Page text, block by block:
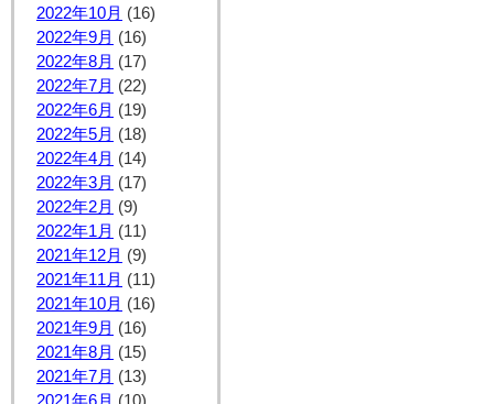
2022年10月 (16)
2022年9月 (16)
2022年8月 (17)
2022年7月 (22)
2022年6月 (19)
2022年5月 (18)
2022年4月 (14)
2022年3月 (17)
2022年2月 (9)
2022年1月 (11)
2021年12月 (9)
2021年11月 (11)
2021年10月 (16)
2021年9月 (16)
2021年8月 (15)
2021年7月 (13)